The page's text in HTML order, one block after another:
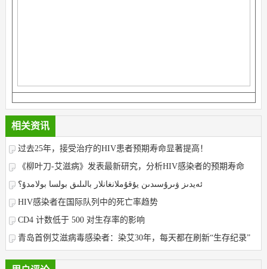
相关资讯
​过去25年，接受治疗的HIV患者预期寿命显著提高！
《柳叶刀-艾滋病》发表最新研究，分析HIV感染者的预期寿命
ئەيدىز ۋىرۇسىدىن يۇقۇملانغانلار بالىلىق بولسا بولامدۇ؟
HIV感染者在国际队列中的死亡率趋势
CD4 计数低于 500 对生存率的影响
青岛首例艾滋病毒感染者：染艾30年，每天都在刷新“生存纪录”